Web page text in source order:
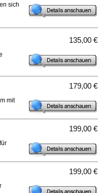
sich
135,00 €
mit
179,00 €
199,00 €
199,00 €